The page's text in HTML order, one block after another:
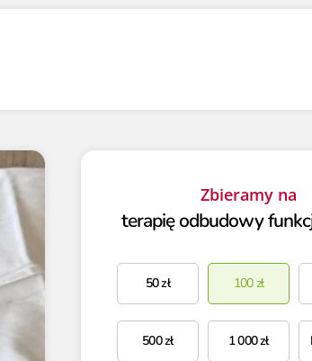
Zbieramy na
terapię odbudowy
50zł 100zł
500zł 1 000zł